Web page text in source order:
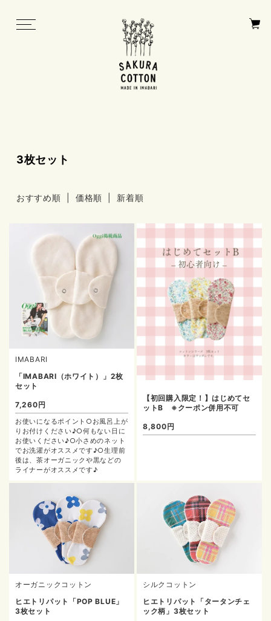
toggle
3枚セット
おすすめ順 | 価格順 | 新着順
IMABARI
「IMABARI（ホワイト）」2枚
セット
7,260円
お使いになるポイント○お風呂上が
りお付けください♪○何もない日に
お使いください♪○小さめのネット
でお洗濯がオススメです♪○生理前
後は、茶オーガニックや黒などの
ライナーがオススメです♪
【初回購入限定！】はじめてセ
ットB ※クーポン併用不可
8,800円
オーガニックコットン
ヒエトリパット「POP BLUE」
3枚セット
シルクコットン
ヒエトリパット「タータンチェ
ック柄」3枚セット